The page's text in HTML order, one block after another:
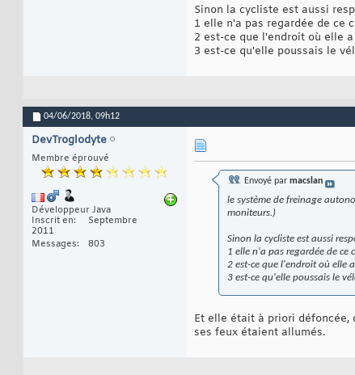
Sinon la cycliste est aussi
1 elle n'a pas regardée de ce
2 est-ce que l'endroit où elle
3 est-ce qu'elle poussais le
04/06/2018, 09h12
DevTroglodyte
Membre éprouvé
Développeur Java
Inscrit en
Septembre
2011
Messages
803
Envoyé par macslan
le système de freinage
moniteurs.)
Sinon la cycliste est aussi
1 elle n'a pas regardée de ce
2 est-ce que l'endroit où elle
3 est-ce qu'elle poussais le
Et elle était à priori défoncée,
ses feux étaient allumés.